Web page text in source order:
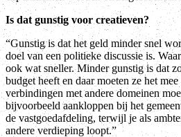
Is dat gunstig voor creatieven?
“Gunstig is dat het geld minder snel
doel van een politieke discussie is.
ook wat sneller. Minder gunstig is dat
budget heeft en daar moeten ze het
verbindingen met andere domeinen
bijvoorbeeld aankloppen bij het
de vastgoedafdeling, terwijl je als
andere verdieping loopt.”